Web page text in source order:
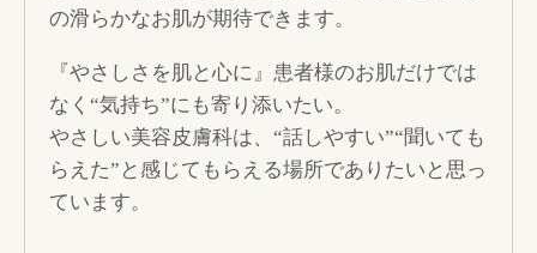
の滑らかなお肌が期待できます。
『やさしさを肌と心に』患者様のお肌だけでは
なく“気持ち”にも寄り添いたい。
やさしい美容皮膚科は、“話しやすい”“聞いても
らえた”と感じてもらえる場所でありたいと思っ
ています。